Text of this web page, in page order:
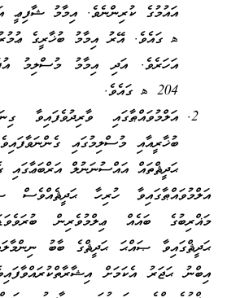
هـ ގައެވެ. އޭރު އިމާމު ބުޚާރީގެ
އަހަރެވެ. އަދި އިމާމު މުސްލިމު
204 هـ ގައެވެ.
އަލްމުވައްޠާގައި ވާރިދުވެފައިވާ
ބުޚާރީއާއި މުސްލިމުގައި
ޙަދީޘްތައް އައްސުނަނުލް އަރްބަޢާގައި
އަލްމުވައްޠާގައިވާ ހުރިހާ ޙަދީޘެއްވެސް
މަޣްރިބުގެ ބައެއް ޢިލްމުވެރިން
ޙަދީޘްގައިވާ ޞައްޙަ ޙަދީޘްގެ ބާބު
އިބްނު ޙަޖަރު އެކަމަށް